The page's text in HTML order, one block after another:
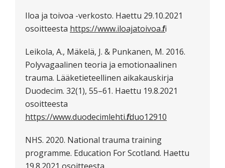
Iloa ja toivoa -verkosto. Haettu 29.10.2021
osoitteesta https://www.iloajatoivoa.fi/
Leikola, A., Mäkelä, J. & Punkanen, M. 2016.
Polyvagaalinen teoria ja emotionaalinen
trauma. Lääketieteellinen aikakauskirja
Duodecim. 32(1), 55–61. Haettu 19.8.2021
osoitteesta
https://www.duodecimlehti.fi/duo12910
NHS. 2020. National trauma training
programme. Education For Scotland. Haettu